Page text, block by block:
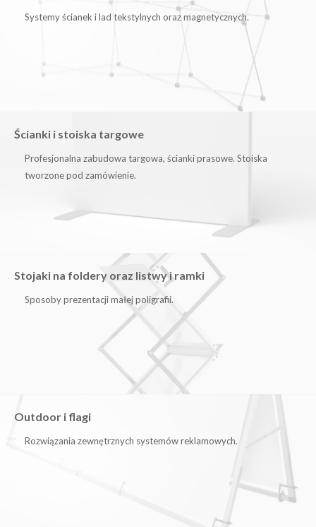
Systemy ścianek i lad tekstylnych oraz magnetycznych.
Ścianki i stoiska targowe
Profesjonalna zabudowa targowa, ścianki prasowe. Stoiska
tworzone pod zamówienie.
Stojaki na foldery oraz listwy i ramki
Sposoby prezentacji małej poligrafii.
Outdoor i flagi
Rozwiązania zewnętrznych systemów reklamowych.